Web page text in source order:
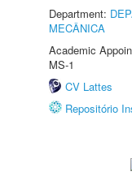
Department:
MECÂNICA
Academic
MS-1
CV Lattes
Repositório